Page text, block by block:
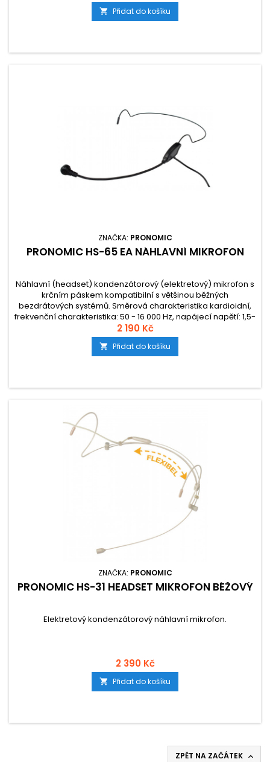
 Přidat do košíku
ZNAČKA: PRONOMIC
PRONOMIC HS-65 EA NÁHLAVNÍ MIKROFON
Náhlavní (headset) kondenzátorový (elektretový) mikrofon s
krčním páskem kompatibilní s většinou běžných
bezdrátových systémů. Směrová charakteristika kardioidní,
frekvenční charakteristika: 50 - 16 000 Hz, napájecí napětí: 1,5-
10V, délka kabelu: 1,2 m, barva: černá, včetně 2
x protivětrné ochrany a čtyř výměnných adaptérů.
2 190 Kč
 Přidat do košíku
ZNAČKA: PRONOMIC
PRONOMIC HS-31 HEADSET MIKROFON BÉŽOVÝ
Elektretový kondenzátorový náhlavní mikrofon.
2 390 Kč
 Přidat do košíku
ZPĚT NA ZAČÁTEK 